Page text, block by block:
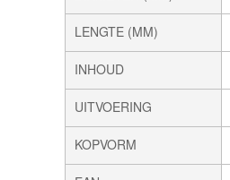
LENGTE (MM)
INHOUD
UITVOERING
KOPVORM